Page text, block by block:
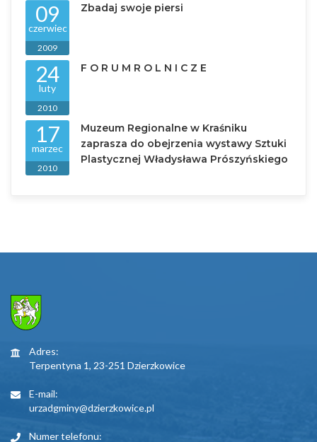
09
czerwiec
2009
Zbadaj swoje piersi
24
luty
2010
F O R U M R O L N I C Z E
17
marzec
2010
Muzeum Regionalne w Kraśniku
zaprasza do obejrzenia wystawy Sztuki
Plastycznej Władysława Prószyńskiego
Adres:
Terpentyna 1, 23-251 Dzierzkowice
E-mail:
urzadgminy@dzierzkowice.pl
Numer telefonu: